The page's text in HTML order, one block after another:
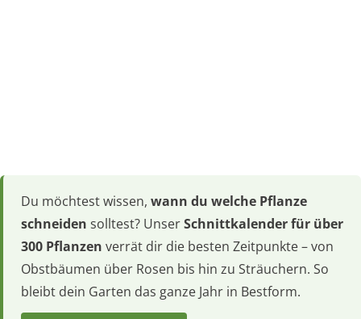
Du möchtest wissen, wann du welche Pflanze
schneiden solltest? UnserSchnittkalender für über
300 Pflanzen verrät dir die besten Zeitpunkte – von
Obstbäumen über Rosen bis hin zu Sträuchern. So
bleibt dein Garten das ganze Jahr in Bestform.